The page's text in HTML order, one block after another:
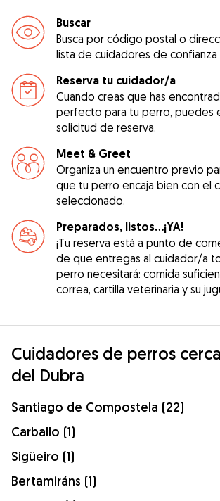
Buscar
Busca por código postal o
lista de cuidadores de confianza
Reserva tu cuidador/a
Cuando creas que has
perfecto para tu perro, puedes
solicitud de reserva.
Meet & Greet
Organiza un encuentro previo
que tu perro encaja bien con el
seleccionado.
Preparados, listos...¡YA!
¡Tu reserva está a punto de
de que entregas al cuidador/a
perro necesitará: comida
correa, cartilla veterinaria y su
Cuidadores de perros
del Dubra
Santiago de Compostela (22)
Carballo (1)
Sigüeiro (1)
Bertamiráns (1)